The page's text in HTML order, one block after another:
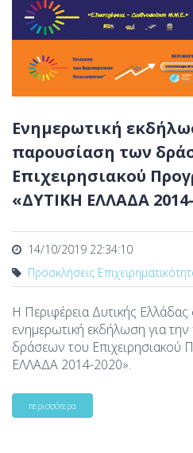
Ενημερωτική
παρουσίαση των
Επιχειρησιακού
«ΔΥΤΙΚΗ ΕΛΛΑΔΑ
14/10/2019 22:34:10
Προσκλήσεις
Η Περιφέρεια Δυτικής
ενημερωτική εκδήλωση για
δράσεων του Επιχειρησιακού
ΕΛΛΑΔΑ 2014-2020».
περισσότερα